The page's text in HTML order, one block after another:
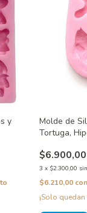
y
Molde de
Tortuga,
$6.900,00
3 x $2.300,00
$6.210,00 con
¡Solo quedan